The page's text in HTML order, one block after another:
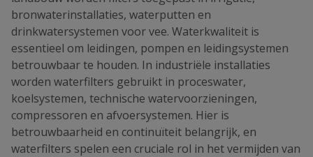
bronwaterinstallaties, waterputten en
drinkwatersystemen voor vee. Waterkwaliteit is
essentieel om leidingen, pompen en leidingsystemen
betrouwbaar te houden. In industriële installaties
worden waterfilters gebruikt in proceswater,
koelsystemen, technische watervoorzieningen,
compressoren en afvoersystemen. Hier is
betrouwbaarheid en continuïteit belangrijk, en
waterfilters spelen een cruciale rol in het vermijden van